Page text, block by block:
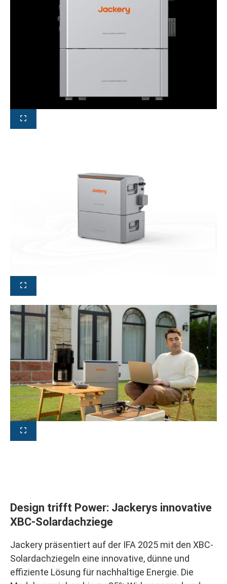
Design trifft Power: Jackerys innovative
XBC-Solardachziege
Jackery präsentiert auf der IFA 2025 mit den XBC-
Solardachziegeln eine innovative, dünne und
effiziente Lösung für nachhaltige Energie. Die